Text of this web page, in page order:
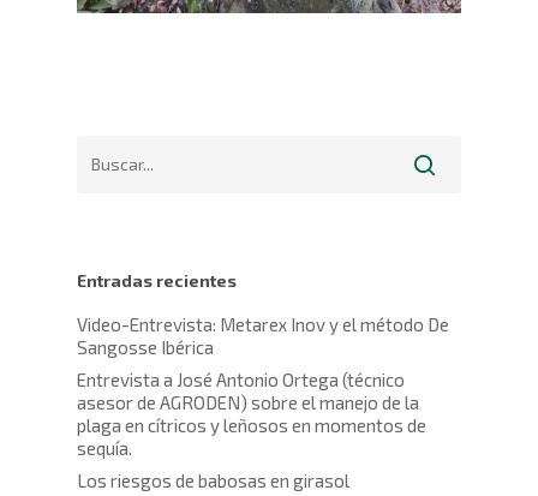
Entradas recientes
Video-Entrevista: Metarex Inov y el método De
Sangosse Ibérica
Entrevista a José Antonio Ortega (técnico
asesor de AGRODEN) sobre el manejo de la
plaga en cítricos y leñosos en momentos de
sequía.
Los riesgos de babosas en girasol